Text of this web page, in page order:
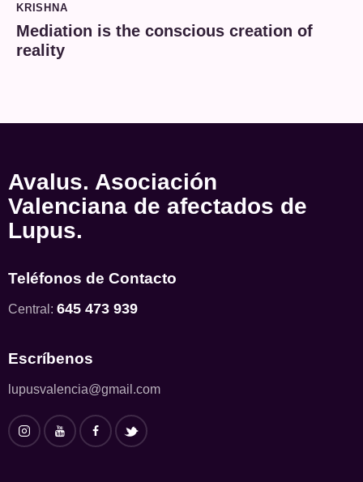
KRISHNA
Mediation is the conscious creation of
reality
Avalus. Asociación
Valenciana de afectados de
Lupus.
Teléfonos de Contacto
Central: 645 473 939
Escríbenos
lupusvalencia@gmail.com